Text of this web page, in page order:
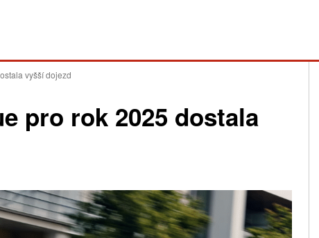
vyšší dojezd
pro rok 2025 dostala